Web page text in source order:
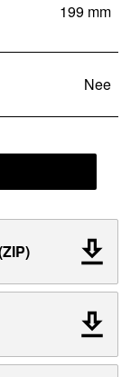
199 mm
Nee